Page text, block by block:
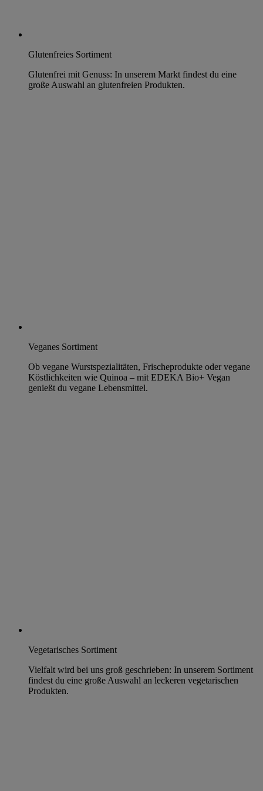
Glutenfreies Sortiment
Glutenfrei mit Genuss: In unserem Markt findest du eine
große Auswahl an glutenfreien Produkten.
Veganes Sortiment
Ob vegane Wurstspezialitäten, Frischeprodukte oder vegane
Köstlichkeiten wie Quinoa – mit EDEKA Bio+ Vegan
genießt du vegane Lebensmittel.
Vegetarisches Sortiment
Vielfalt wird bei uns groß geschrieben: In unserem Sortiment
findest du eine große Auswahl an leckeren vegetarischen
Produkten.